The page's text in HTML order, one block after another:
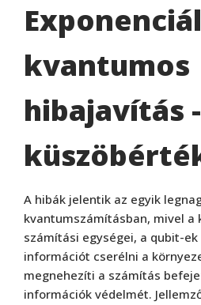
kvantumos
hibajavítás -
A hibák jelentik az egyik
kvantumszámításban, mivel a
számítási egységei, a qubit-
információt cserélni a
megnehezíti a számítás
információk védelmét.